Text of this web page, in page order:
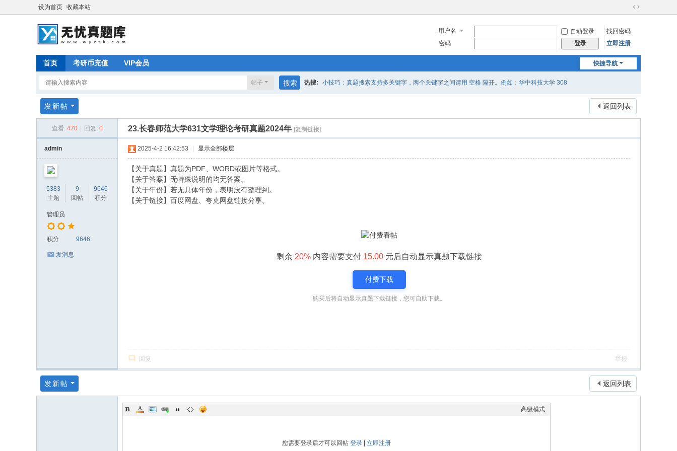
设为首页 收藏本站
切
用户名 自动登录
找回密码
密码
登录 立即注册
快捷导航
首页 考研币充值 VIP会员
帖子 搜索 热搜: 小技巧：真题搜索支持多关键字，两个关键字之间请用 空格 隔开。例如：华中科技大学 308
返回列表
发新帖
查看: 470 回复: 0 23.长春师范大学631文学理论考研真题2024年 [复制链接]
admin
5383
主题
9
回帖
9646
积分
管理员
积分 9646
发消息
2025-4-2 16:42:53 显示全部楼层
【关于真题】真题为PDF、WORD或图片等格式。
【关于答案】无特殊说明的均无答案。
【关于年份】若无具体年份，表明没有整理到。
【关于链接】百度网盘、夸克网盘链接分享。
剩余 20%内容需要支付 15.00元后自动显示真题下载链接
付费下载
购买后将自动显示真题下载链接，您可自助下载。
回复 举报
返回列表
发新帖
高级模式
您需要登录后才可以回帖 登录| 立即注册